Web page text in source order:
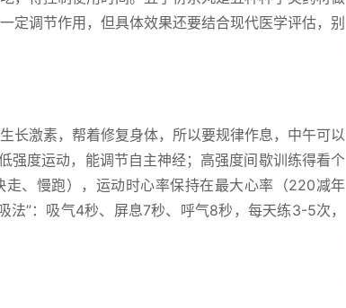
定调节作用，但具体效果还要结合现代医学评估，别
长激素，帮着修复身体，所以要规律作息，中午可以
强度运动，能调节自主神经；高强度间歇训练得看个
、慢跑），运动时心率保持在最大心率（220减年
”：吸气4秒、屏息7秒、呼气8秒，每天练3-5次，